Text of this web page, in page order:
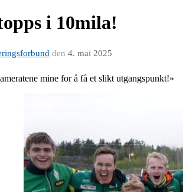
i 10mila!
den 4. mai 2025
mine for å få et slikt utgangspunkt!»